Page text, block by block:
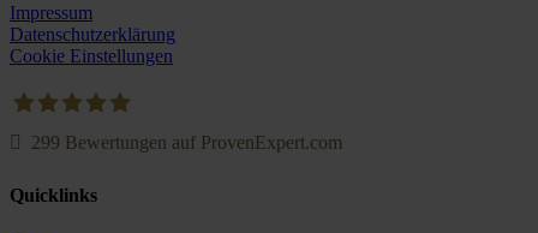
Impressum
Datenschutzerklärung
Cookie Einstellungen
299 Bewertungen auf ProvenExpert.com
Quicklinks